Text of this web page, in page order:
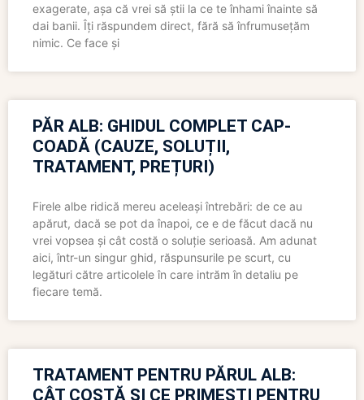
exagerate, așa că vrei să știi la ce te înhami înainte să
dai banii. Îți răspundem direct, fără să înfrumusețăm
nimic. Ce face și
PĂR ALB: GHIDUL COMPLET CAP-
COADĂ (CAUZE, SOLUȚII,
TRATAMENT, PREȚURI)
Firele albe ridică mereu aceleași întrebări: de ce au
apărut, dacă se pot da înapoi, ce e de făcut dacă nu
vrei vopsea și cât costă o soluție serioasă. Am adunat
aici, într-un singur ghid, răspunsurile pe scurt, cu
legături către articolele în care intrăm în detaliu pe
fiecare temă.
TRATAMENT PENTRU PĂRUL ALB:
CÂT COSTĂ ȘI CE PRIMEȘTI PENTRU